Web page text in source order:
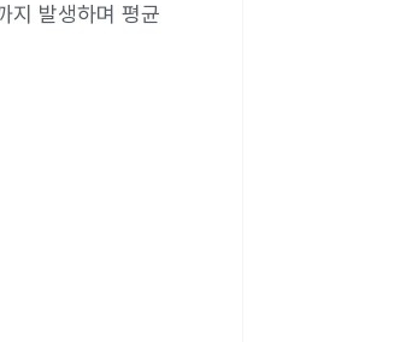
지 발생하며 평균